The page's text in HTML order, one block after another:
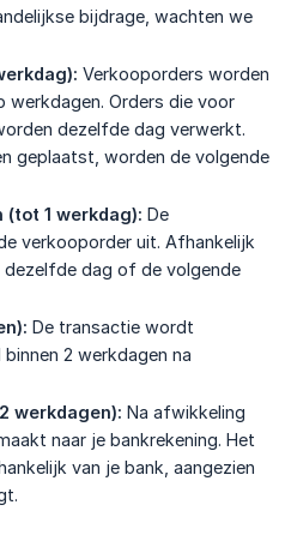
bijdrage, wachten we
Verkooporders worden
werkdagen. Orders die voor
dezelfde dag verwerkt.
geplaatst, worden de volgende
1 werkdag): De
verkooporder uit. Afhankelijk
dag of de volgende
De transactie wordt
2 werkdagen na
werkdagen): Na afwikkeling
naar je bankrekening. Het
van je bank, aangezien